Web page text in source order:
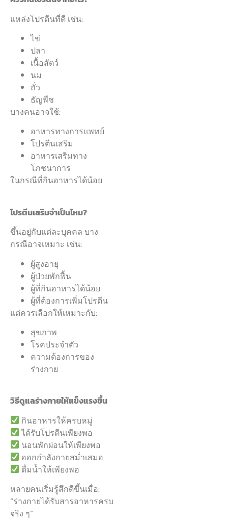
แหล่งโปรตีนที่ดี เช่น:
ไข่
ปลา
เนื้อสัตว์
นม
ถั่ว
ธัญพืช
บางคนอาจใช้:
อาหารทางการแพทย์
โปรตีนเสริม
อาหารเสริมทาง
โภชนาการ
ในกรณีที่กินอาหารได้น้อย
โปรตีนเสริมจำเป็นไหม?
ขึ้นอยู่กับแต่ละบุคคล บาง
กรณีอาจเหมาะ เช่น:
ผู้สูงอายุ
ผู้ป่วยพักฟื้น
ผู้ที่กินอาหารได้น้อย
ผู้ที่ต้องการเพิ่มโปรตีน
แต่ควรเลือกให้เหมาะกับ:
สุขภาพ
โรคประจำตัว
ความต้องการของ
ร่างกาย
วิธีดูแลร่างกายให้แข็งแรงขึ้น
กินอาหารให้ครบหมู่
ได้รับโปรตีนเพียงพอ
นอนพักผ่อนให้เพียงพอ
ออกกำลังกายสม่ำเสมอ
ดื่มน้ำให้เพียงพอ
หลายคนเริ่มรู้สึกดีขึ้นเมื่อ:
“ร่างกายได้รับสารอาหารครบ
จริง ๆ”